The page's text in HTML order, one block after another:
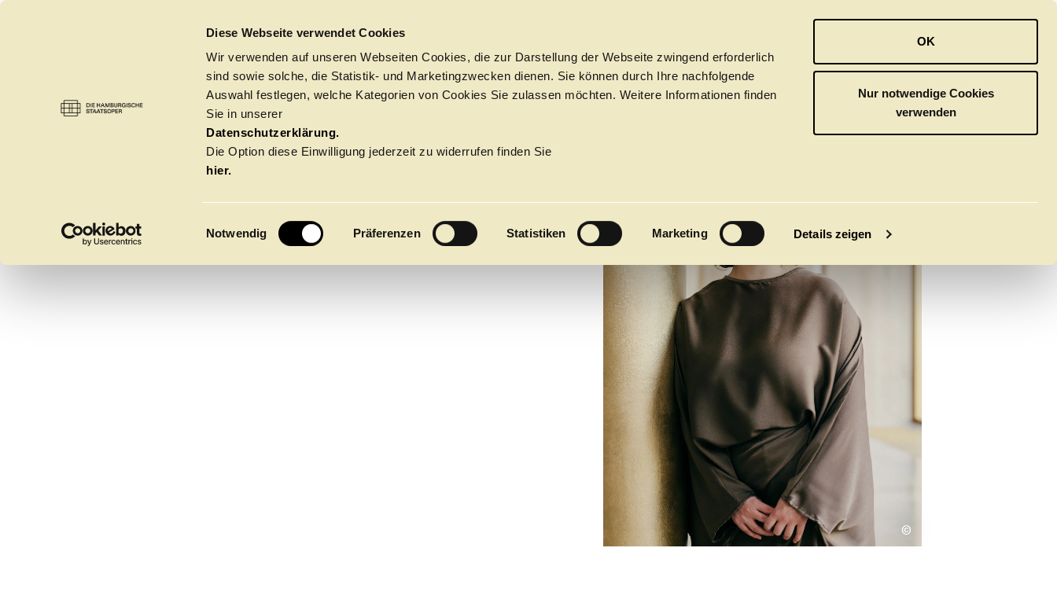
Diese Webseite verwendet Cookies
Wir verwenden auf unseren Webseiten Cookies, die zur Darstellung der Webseite zwingend erforderlich
sind sowie solche, die Statistik- und Marketingzwecken dienen. Sie können durch Ihre nachfolgende
Auswahl festlegen, welche Kategorien von Cookies Sie zulassen möchten. Weitere Informationen finden
Sie in unserer
Datenschutzerklärung.
Die Option diese Einwilligung jederzeit zu widerrufen finden Sie
hier.
i
Notwendig Präferenzen Statistiken Marketing Details zeigen
OK
Nur notwendige Cookies
verwenden
DIE HAMBURGISCHE STAATSOPER ORCHESTER
Termine
KALENDER
Alle Oper Ballett Konzert
PROGRAMM
Konzerte Festivals CLICK in
ÜBER UNS
Die Hamburgische Staatsoper
SERVICE
Führungen Kontakt
INTERNATIONALES OPERNSTUDIO
MARIANA
POLTORAK
©